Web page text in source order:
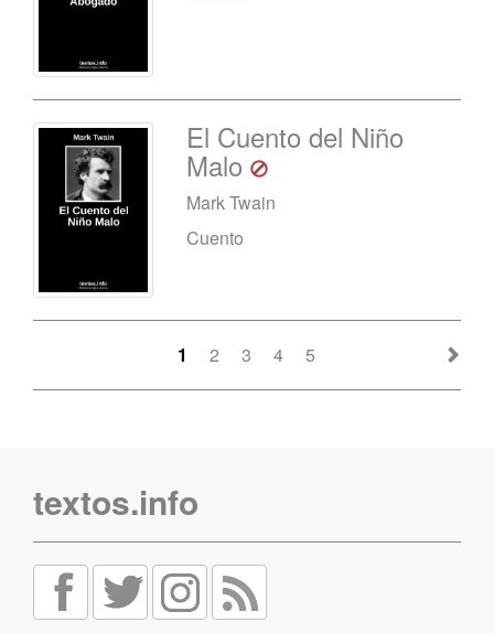
El Cuento del Niño
Malo
Mark Twain
Cuento
1 2 3 4 5
textos.info